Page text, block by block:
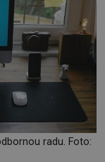
radu. Foto: